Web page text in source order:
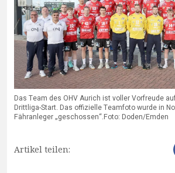
Das Team des OHV Aurich ist voller Vorfreude
Drittliga-Start. Das offizielle Teamfoto wurde in
Fähranleger „geschossen“.Foto: Doden/Emden
Artikel teilen: